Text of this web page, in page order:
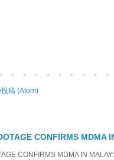
稿 (Atom)
CONFIRMS MDMA
CONFIRMS MDMA IN